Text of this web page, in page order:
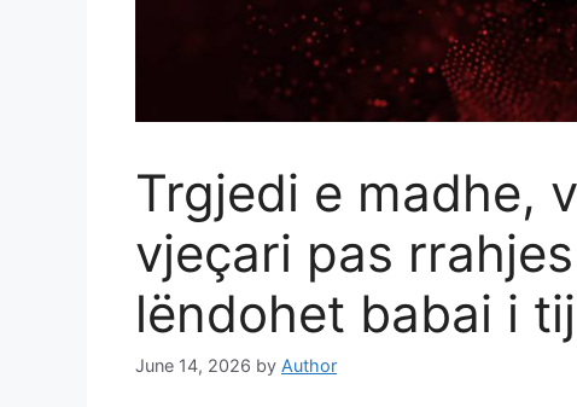
Trgjedi e madhe,
vjeçari pas
lëndohet babai i tij
June 14, 2026 by Author